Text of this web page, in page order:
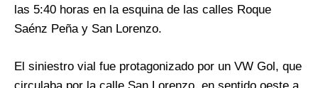
las 5:40 horas en la esquina de las calles Roque
Saénz Peña y San Lorenzo.
El siniestro vial fue protagonizado por un VW Gol, que